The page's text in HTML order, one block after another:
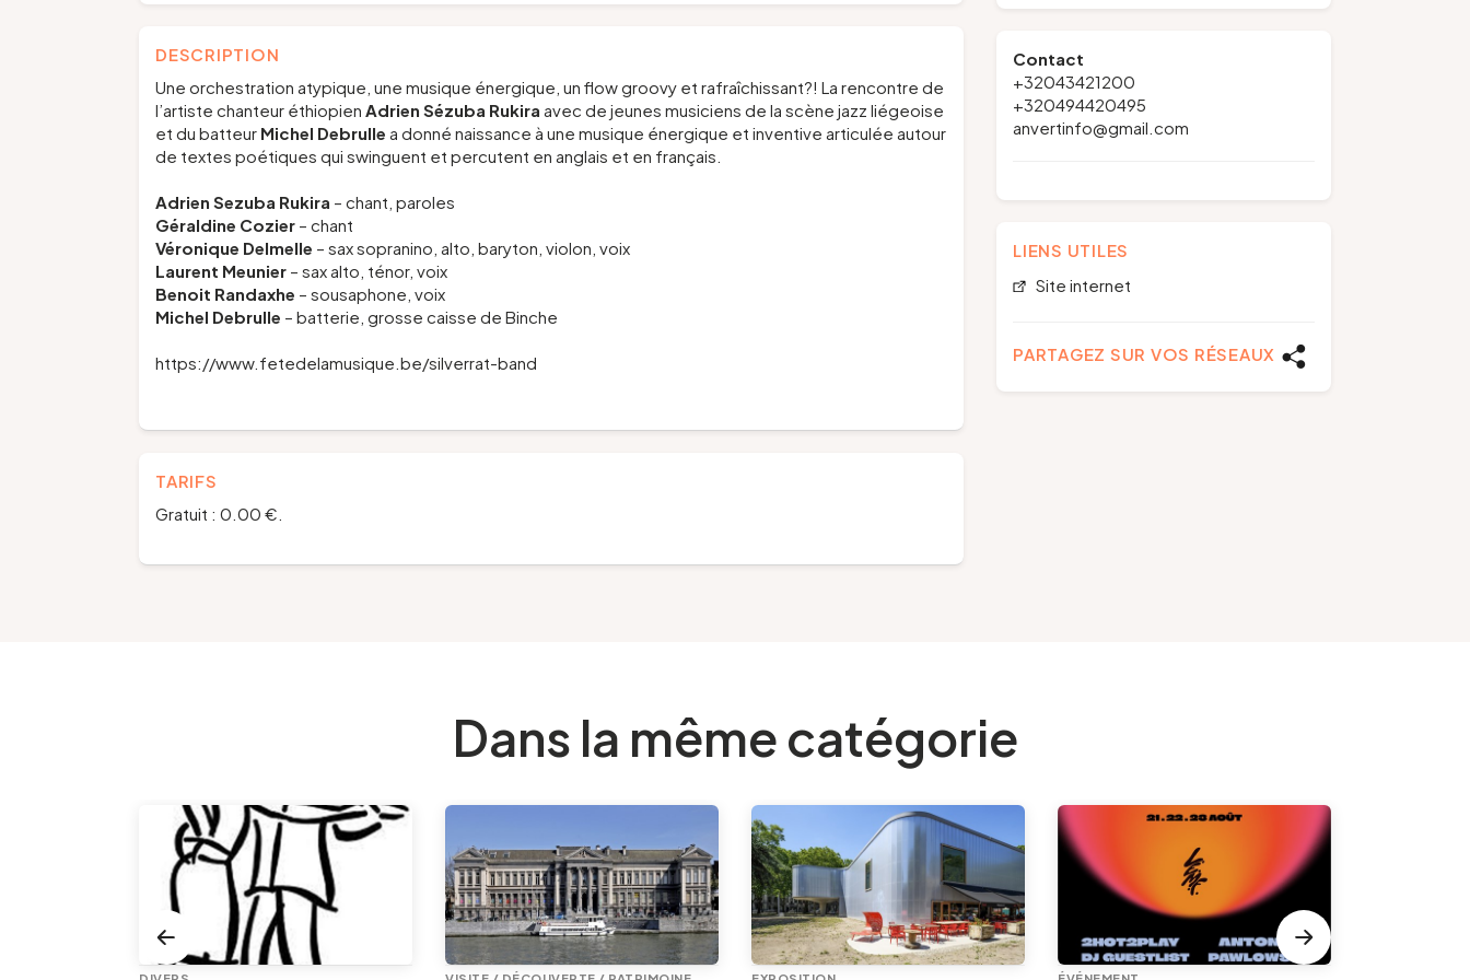
DESCRIPTION
Une orchestration atypique, une musique énergique, un flow groovy et rafraîchissant?! La rencontre de
l’artiste chanteur éthiopien Adrien Sézuba Rukira avec de jeunes musiciens de la scène jazz liégeoise
et du batteur Michel Debrulle a donné naissance à une musique énergique et inventive articulée autour
de textes poétiques qui swinguent et percutent en anglais et en français.
Adrien Sezuba Rukira – chant, paroles
Géraldine Cozier – chant
Véronique Delmelle – sax sopranino, alto, baryton, violon, voix
Laurent Meunier – sax alto, ténor, voix
Benoit Randaxhe – sousaphone, voix
Michel Debrulle – batterie, grosse caisse de Binche
https://www.fetedelamusique.be/silverrat-band
TARIFS
Gratuit : 0.00 €.
Contact
+32043421200
+320494420495
anvertinfo@gmail.com
LIENS UTILES
Site internet
PARTAGEZ SUR VOS RÉSEAUX
Dans la même catégorie